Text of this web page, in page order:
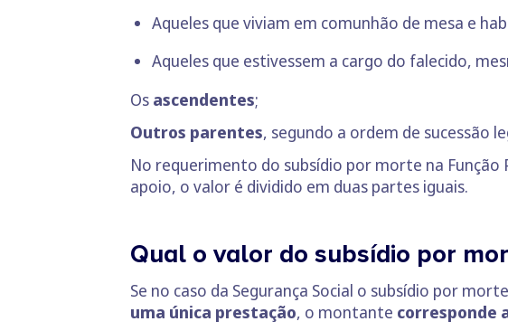
Aqueles que viviam em comunhão de mesa e
Aqueles que estivessem a cargo do falecido,
Os ascendentes;
Outros parentes, segundo a ordem de sucessão
No requerimento do subsídio por morte na
apoio, o valor é dividido em duas partes iguais.
Qual o valor do subsídio por
Se no caso da Segurança Social o subsídio por
uma única prestação, o montante corresponde